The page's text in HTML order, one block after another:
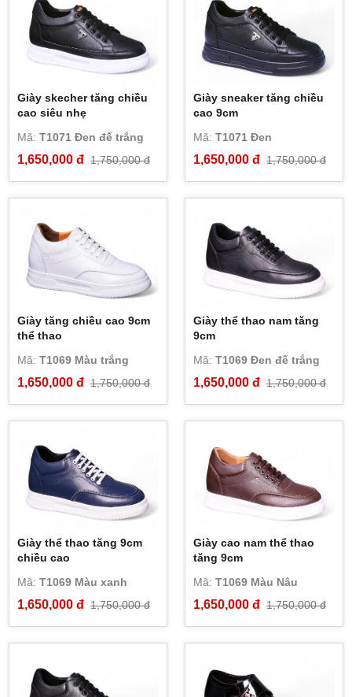
Giày skecher tăng chiều
cao siêu nhẹ
Mã:T1071 Đen đế trắng
1,650,000 đ 1,750,000 đ
Giày sneaker tăng chiều
cao 9cm
Mã:T1071 Đen
1,650,000 đ 1,750,000 đ
Giày tăng chiều cao 9cm
thể thao
Mã:T1069 Màu trắng
1,650,000 đ 1,750,000 đ
Giày thể thao nam tăng
9cm
Mã:T1069 Đen đế trắng
1,650,000 đ 1,750,000 đ
Giày thể thao tăng 9cm
chiều cao
Mã:T1069 Màu xanh
1,650,000 đ 1,750,000 đ
Giày cao nam thể thao
tăng 9cm
Mã:T1069 Màu Nâu
1,650,000 đ 1,750,000 đ